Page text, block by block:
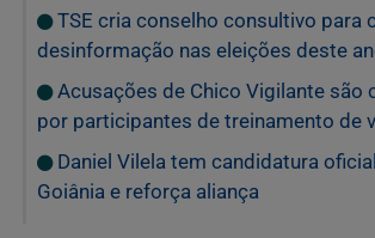
TSE cria conselho consultivo para
desinformação nas eleições deste
Acusações de Chico Vigilante são
por participantes de treinamento de
Daniel Vilela tem candidatura
Goiânia e reforça aliança